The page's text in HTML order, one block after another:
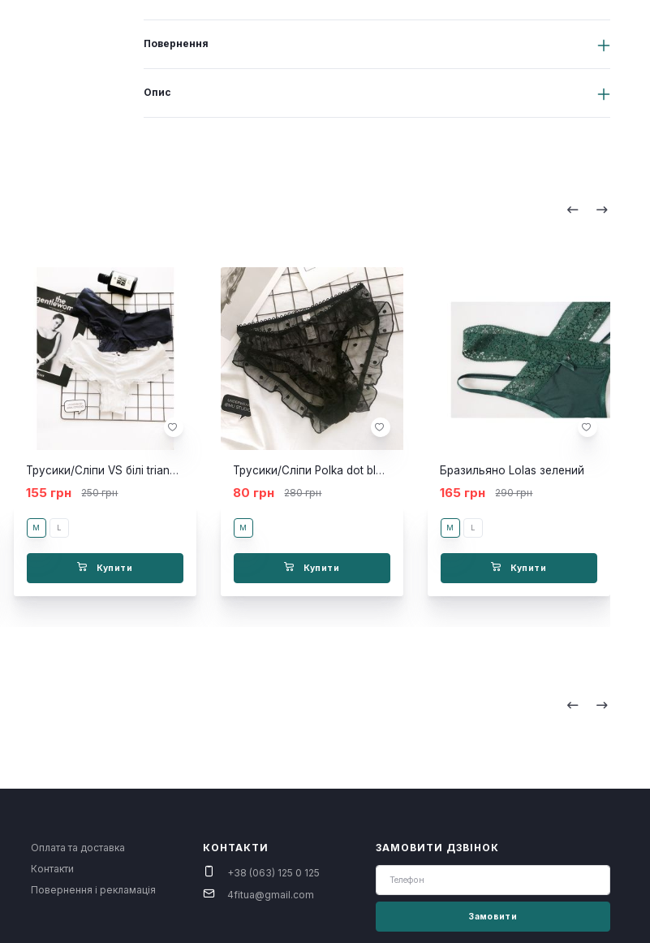
Повернення
Опис
Трусики/Сліпи VS білі triangle
155 грн 250 грн
M L
Купити
Трусики/Сліпи Polka dot black
80 грн 280 грн
M
Купити
Бразильяно Lolas зелений
165 грн 290 грн
M L
Купити
Оплата та доставка
Контакти
Повернення і рекламація
КОНТАКТИ
+38 (063) 125 0 125
4fitua@gmail.com
ЗАМОВИТИ ДЗВІНОК
Замовити